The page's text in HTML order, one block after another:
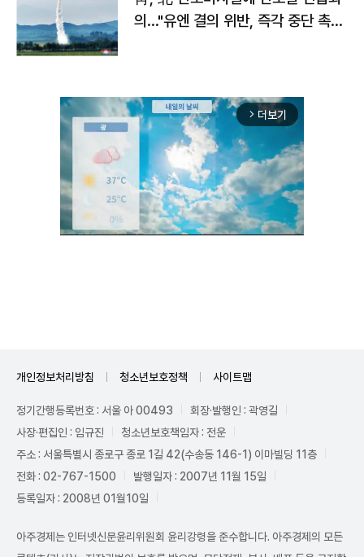
의…"유엔 결의 위반, 즉각 중단 촉
arrow_forward_ios 더보기
개인정보처리방침 청소년보호정책 사이트맵
정기간행등록번호 : 서울 아 00493
회장·발행인 : 곽영길
사장·편집인 : 임규진
청소년보호책임자 : 전운
주소 : 서울특별시 종로구 종로 1길 42(수송동 146-1) 이마빌딩 11층
전화 : 02-767-1500
발행일자 : 2007년 11월 15일
등록일자 : 2008년 01월10일
아주경제는 인터넷신문윤리위원회 윤리강령을 준수합니다. 아주경제의 모든